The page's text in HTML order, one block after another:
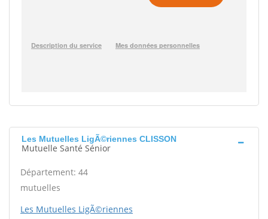
Les Mutuelles LigÃ©riennes CLISSON
Mutuelle Santé Sénior
Département: 44
mutuelles
Les Mutuelles LigÃ©riennes